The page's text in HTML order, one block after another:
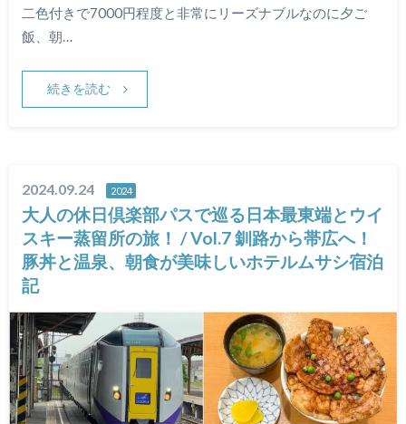
二色付きで7000円程度と非常にリーズナブルなのに夕ご
飯、朝…
続きを読む
2024.09.24 2024
大人の休日倶楽部パスで巡る日本最東端とウイ
スキー蒸留所の旅！ / Vol.7 釧路から帯広へ！
豚丼と温泉、朝食が美味しいホテルムサシ宿泊
記